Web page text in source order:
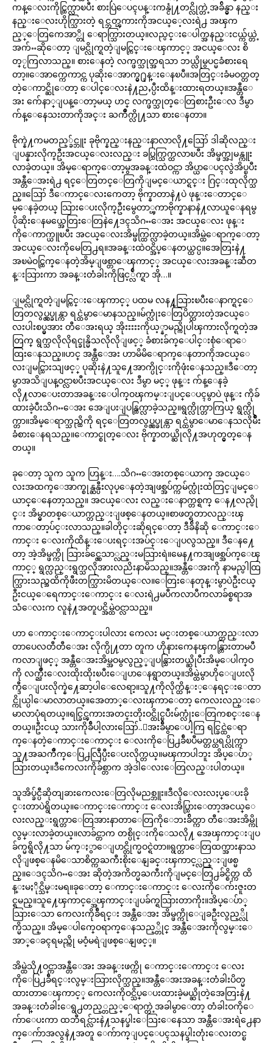
ကန္ေလးကိုင္ထြက္လာၿပီး စားပြဲေပၚပန္းကန္ငုံ႔တင္လိုက္တဲ့အခ်ိန္မွာ နည္း
နည္းေလးဟိုက္သြားတဲ့ ရင္ဘတ္ၾကားကိုအငယ္ေ့လးရဲ႕ အၾက
ည့္ေတြကေအာ္တို ေရာက္သြားတယ္။လည္ပင္းေပါက္အနည္းငယ္က်ယ္တဲ့
အက်ႌဆိုေတာ့ ျမင္လိုက္ရတဲ့ျမင္ကြင္းေၾကာင့္ အငယ္ေလး စိ
တ္ႂကြလာသည္။ စားေနတဲ့ လက္ဖက္သုတ္အရသာ ဘယ္လိုမွပင္မခံစားရေ
တာ့။ေအာက္ကေကာင္က ပုဆိုးေအာက္မွ႐ုန္းေနၿပီ။အတြင္းခံမဝတ္တတ္
တဲ့ေကာင္ဆိုေတာ့ ေပါင္ေလးနဲ႔ညႇပ္ပီးထိန္းထားရတယ္။အန္တီေ
အး က်ေနာ္ျပန္ေတာ့မယ္ ဟင္ လက္ဖက္သုတ္ေတြစားဦးေလ ဒီမွာ
က်န္ေနေသးတာကိုအင္း ႀကိဳက္လို႔သာ စားေနတာ။
ဗိုက္နဲ႔ကမတည့္ခ်င္ဘူး ခုဗိုက္နည္းနည္းနာလာလို႔ဪ ဒါဆိုလည္း
ျပန္နားလိုက္ဦးအငယ္ေလးလည္း ခပ္သြက္သြက္ထလာၿပီး အိမ္ဖက္အျမန္ကူး
လာခဲ့တယ္။ အိမ္ေရာက္ေတာ့မွအခန္းထဲဝင္ကာ အိပ္ယာေပၚလွဲအိပ္ၿပီး
အန္တီေအးရဲ႕ ရင္ေတြတင္ေတြကိုျမင္ေယာင္ရင္း ဂြင္းထုလိုက္သ
ည္။ဪ ဒီေကာင္ေလးကေတာ့ ဗိုက္နာတာနဲ႔ပဲ ဖုန္းေတာင္ေ
မ့ေနခဲ့တယ္ သြားေပးလိုက္ဦးမွေတာ္ၾကာဗိုက္နာနာနဲ႔လာယူေနရမွ
ပိုဆိုးေနမယ္အေတြးေတြနဲ႔ေဒၚသိဂႌေအး အငယ္ေလး ဖုန္း
ကိုေကာက္ယူၿပီး အငယ္ေလးအိမ္ဖက္ထြက္လာခဲ့တယ္။အိမ္ထဲေရာက္ေတာ့
အငယ္ေလးကိုမေတြ႕ရ။အခန္းထဲဝင္အိပ္ေနတယ္ထင္ပ။အေတြးနဲ႔
အၿမဲဝင္ထြက္ေနတဲ့အိမ္ျဖစ္တာေၾကာင့္ အငယ္ေလးအခန္းဆီတ
န္းသြားကာ အခန္းတံခါးကိုဖြင့္လ်ဳက္ရာ အို…။
ျမင္လိုက္ရတဲ့ျမင္ကြင္းေၾကာင့္ ပထမ လန႔္သြားၿပီးေနာက္ရင္ေ
တြတလွပ္လွပ္ခုန္ကာ ရင္ထဲမွာေမာနသည္။မ်က္လုံးေတြပိတ္ထားတဲ့အငယ္ေ
လးပါးစပ္မွအား တီေအးရယ္ အိုးးးးးကိုယ့္နာမည္ကိုပါၾကားလိုက္ရတဲ့အ
တြက္ ရွက္သလိုလိုရင္ခုန္မိသလိုလိုျဖင့္ ခံစားခ်က္ေပါင္းစုံေရာေ
ထြးေနသည္။ဟင္ အန္တီေအး ဟာမိမိေရာက္ေနတာကိုအငယ္ေ
လးျမင္သြားသျဖင့္ ပုဆိုးနဲ႔သူ႔ေအာက္ပိုင္းကိုဖုံးေနသည္။ဒီေတာ့
မွာအသိျပန္ဝင္လာၿပီးအငယ္ေလး ဒီမွာ မင့္ ဖုန္း က်န္ေနခဲ့
လို႔လာေပးတာအခန္းေပါက္ဝၾကမ္းျပင္ေပၚမွာပဲ ဖုန္း ကိုခ်
ထားခဲ့ပီးသိဂႌေအး အေျပးျပန္ထြက္လာခဲ့သည္။ရွက္လိုက္တာကြယ္ ရွက္လို
က္တာ။အိမ္ေရာက္သည္ထိကို ရင္ေတြတလွပ္လွပ္ခုန္ကာ ရင္ထဲမွာေမာေနသလိုမ်ိဳး
ခံစားေနရသည္။ေကာင္စုတ္ေလး ဗိုက္နာတယ္ဆိုလို႔အဟုတ္မွတ္ေန
တယ္။
ခုေတာ့ သူက သူက ဟြန္း….သိဂႌေအးတစ္ေယာက္ အငယ္ေ
လးအထက္ေအာက္စုန္ဆန္ပီးလုပ္ေနတဲ့အျဖစ္အပ်က္ကမ်က္လုံးထဲတြင္ျမင္ေ
ယာင္ေနေတာ့သည္။ အငယ္ေလး လည္းေနာက္တစ္ရက္ ေန႔လည္ပို
င္း အိမ္မွာတစ္ေယာက္တည္းျဖစ္ေနတယ္။စာဖတ္ရတာလည္းၾ
ကာေတာ့ပ်င္းလာသည္။ခါတိုင္းဆိုရင္ေတာ့ ဒီခ်ိနိဆို ေကာင္းေ
ကာင္း ေလးကိုထိန္းေပးရင္းအပ်င္းေျပလွသည္။ ဒီေန႔ေ
တာ့ အဲ့အိမ္ဖက္ကို သြားခ်င္လွေသာ္လည္းမသြားရဲ။မေန႔ကအျဖစ္အပ်က္ေၾ
ကာင့္ ရွက္လည္းရွက္သလိုအားလညိးနာမိသည္။အန္တီေအးကို နာမည္ပါထြ
က္သြားသည္အထိကိုဖီးတက္သြားမိတယ္ေလ။ေတြးေနတုန္းမွာပဲဦးငယ္
ဦးငယ္ေရေကာင္းေကာင္း ေလးရဲ႕မပီကလာပီကလာခ်စ္စရာအ
သံေလးက လူနဲ႔အတူပင္အိမ္ထဲဝင္လာသည္။
ဟာ ေကာင္းေကာင္းပါလား ကေလး မင္းတစ္ေယာက္တည္းလာ
တာပေလတီတီေအး လိုက္ပို႔တာ တူက ဟိုနားကေနၾကန္တြားတာမပီ
ကလာျဖင့္ အန္တီေအးအိမ္အဝမွလွည့္ျပန္သြားတယ္ဆိုပီးအိမ္ေပါက္ဝ
ကို လက္ညိဳးေလးထိုးထိုးၿပီးေျပာေနရွာတယ္။အိမ္ထဲမွာဟိုေျပးလို
က္ဒီေျပးလိုက္နဲ႔ေဆာ့ပါေလေရာ့။သူ႔ကိုလိုက္ထိန္း့ေနရင္းေတာ
င္ကိုယ္ပါေမာလာတယ္။အေတာ္ေလးၾကာေတာ့ ကေလးလည္းေ
မာလာပုံရတယ္။ရင္ခြင္ၾကားအတင္းတိုးဝင္ထိုင္ၿပီးမ်က္လုံးေတြကစင္းေန
တယ္။ဦးငယ္ သားကိုခ်ီပါ့လားဪ..ေအးခ်ီမွာေပါ့ကြ ရင္ခြင္ထဲေရာ
က္ေနတဲ့ေကာင္းေကာင္း ေလးကိုေပြ႕ခ်ီၿပီမတ္တပ္ထရပ္လိုက္ကာ
သူ႔အႀကိဳက္ေပြ႕လြဳပ္ပီးေပးလိုက္တယ္။မၾကာပါဘူး အိပ္ေပ်ာ္
သြားတယ္။ဒီကေလးကိုခ်စ္တာက အဲ့ဒါေလးေတြလည္းပါတယ္။
သူအိပ္ခ်င္ပီဆိုတျခားကေလးေတြလိုမညစ္ဘူး။ဒီလိုေလးလႈပ္ေပးခို
င္းတာပဲရွိတယ္။ေကာင္းေကာင္း ေလးအိပ္သြားေတာ့အငယ္ေ
လးလည္းရွက္တာေတြအားနာတာေတြကိုေဘးခ်ိတ္ကာ တီေအးအိမ္ကို
လွမ္းလာခဲ့တယ္။လာခ်င္တာက တစ္ပိုင္းကိုေသလို႔ အေၾကာင္းျပ
ခ်က္မရွိလို႔သာ မ်က္ႏွာေျပာင္တိုက္မဝင္ရဲတာ။ရွက္တာေတြထက္အားနာသ
လိုျဖစ္ေနမိေသာစိတ္ကႀကီးစိုးေနျခင္းၾကာင့္လည္းျဖစ္မ
ည္။ေဒၚသိဂႌေအး ဆိုတဲ့အကိတ္မႀကီးကိုျမင္ေတြ႕ခ်င္စိတ္က ထိ
န္းမႏိုင္သိမ္းမရ။ခုေတာ့ ေကာင္းေကာင္း ေလးကိုေက်းဇူးတ
င္ရမည္။သူ႔ေၾကာင့္အေၾကာင္းျပခ်က္ရသြားတာကိုး။အိပ္ေပ်ာ္
သြားေသာ ကေလးကိုခ်ီရင္း အန္တီေအး အိမ္ဖက္ကိုေျခဦးလွည့္လို
က္မိသည္။ အိမ္ေပါက္ဝေရာက္ေနသည့္တိုင္ အန္တီေအးကိုလွမ္းေ
အာ္ေခၚရမည္ကို မဝံ့မရဲျဖစ္ေနျဖင့္။
အိမ္ထဲသို႔ဝင္ကာအန္တီေအး အခန္းဖက္ကို ေကာင္းေကာင္း ေလး
ကိုေပြ႕ခ်ီရင္းလွမ္းသြားလိုက္သည္။အန္တီေအးအခန္းတံခါးပိတ္မ
ထားတာေၾကာင့္ ကေလးကိုဝင္သိပ္ေပးထားခဲ့မယ္ဆိုတဲ့အေတြးနဲ႔
အခန္းတံခါးေရွ႕တည့္တည့္ေရာက္တဲ့အခါမွာေတာ့ တံခါးဝကိုေ
က်ာေပးကာ ထဘီရင္လ်ားနဲ႔သနပ္ခါးေသြးေနေသာ အန္တီေအးရဲ႕ေနာ
က္ေက်ာအလွနဲ႔အတူ ေက်ာက္ျပင္ေပၚသနပ္ခါးတုံးေလးတင္ၿ